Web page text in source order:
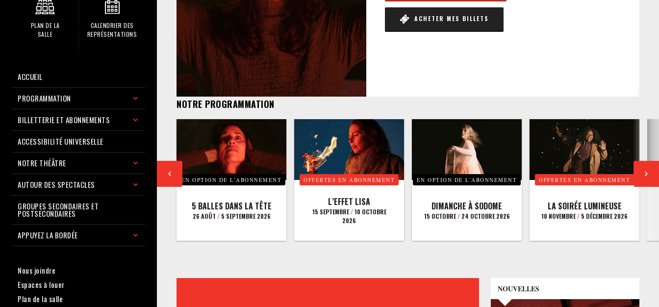
PLAN DE LA
SALLE
CALENDRIER DES
REPRÉSENTATIONS
ACCUEIL
PROGRAMMATION
BILLETTERIE ET ABONNEMENTS
ACCESSIBILITÉ UNIVERSELLE
NOTRE THÉÂTRE
AUTOUR DES SPECTACLES
GROUPES SECONDAIRES ET
POSTSECONDAIRES
APPUYEZ LA BORDÉE
Nous joindre
Espaces à louer
Plan de la salle
ACHETER MES BILLETS
NOTRE PROGRAMMATION
EN OPTION DE L’ABONNEMENT
5 BALLES DANS LA TÊTE
26 AOÛT /5 SEPTEMBRE 2026
OFFERTES EN ABONNEMENT
L’EFFET LISA
15 SEPTEMBRE/10 OCTOBRE
2026
EN OPTION DE L’ABONNEMENT
DIMANCHE À SODOME
15 OCTOBRE/24 OCTOBRE 2026
OFFERTES EN ABONNEMENT
LA SOIRÉE LUMINEUSE
10 NOVEMBRE/ 5 DÉCEMBRE 2026
NOUVELLES